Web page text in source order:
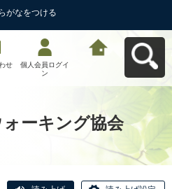
がなをつける
せ
個人会員ログイ
ン
ォーキング協会